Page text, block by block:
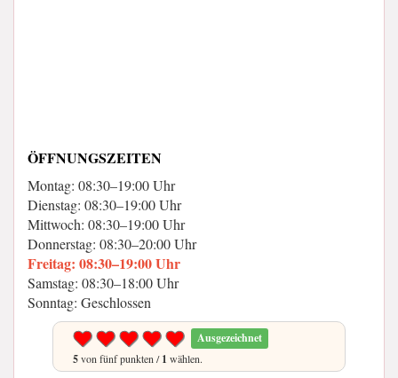
ÖFFNUNGSZEITEN
Montag: 08:30–19:00 Uhr
Dienstag: 08:30–19:00 Uhr
Mittwoch: 08:30–19:00 Uhr
Donnerstag: 08:30–20:00 Uhr
Freitag: 08:30–19:00 Uhr
Samstag: 08:30–18:00 Uhr
Sonntag: Geschlossen
Ausgezeichnet
5von fünf punkten /1 wählen.